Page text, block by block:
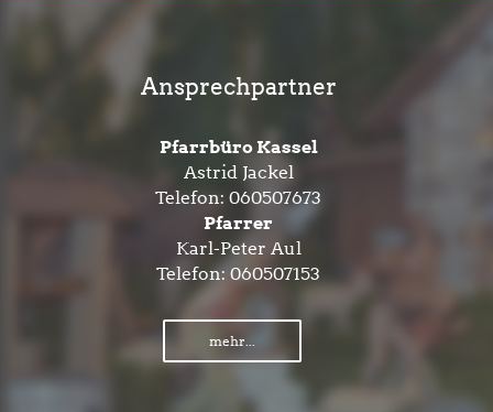
Ansprechpartner
Pfarrbüro Kassel
Astrid Jackel
Telefon: 060507673
Pfarrer
Karl-Peter Aul
Telefon: 060507153
mehr...